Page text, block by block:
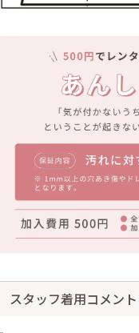
スタッフ着用コメント